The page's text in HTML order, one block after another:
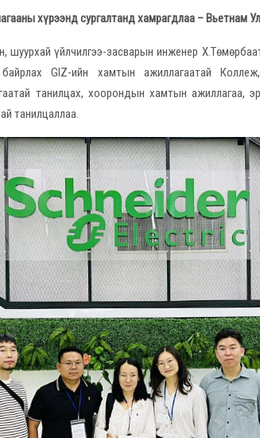
хүрээнд сургалтанд хамрагдлаа – Вьетнам
шуурхай үйлчилгээ-засварын инженер
GIZ-ийн хамтын ажиллагаатай
танилцах, хоорондын хамтын ажиллагаа,
танилцаллаа.